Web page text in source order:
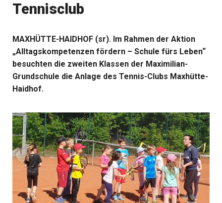
Maxhütter Fischladen: Unser aktuelles
Region! angebote vor ort | anzeige
Metzgerei Hummel: Aktuelles
Wochenangebot! maxhütte-haidhof
Tennisclub
MAXHÜTTE-HAIDHOF (sr). Im Rahmen der Aktion
„Alltagskompetenzen fördern – Schule fürs Leben“
besuchten die zweiten Klassen der Maximilian-
Grundschule die Anlage des Tennis-Clubs Maxhütte-
Haidhof.